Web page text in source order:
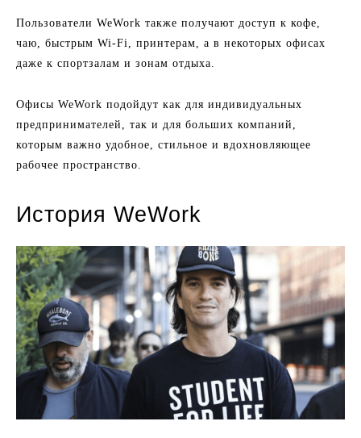
Пользователи WeWork также получают доступ к кофе,
чаю, быстрым Wi-Fi, принтерам, а в некоторых офисах
даже к спортзалам и зонам отдыха.
Офисы WeWork подойдут как для индивидуальных
предпринимателей, так и для больших компаний,
которым важно удобное, стильное и вдохновляющее
рабочее пространство.
История WeWork